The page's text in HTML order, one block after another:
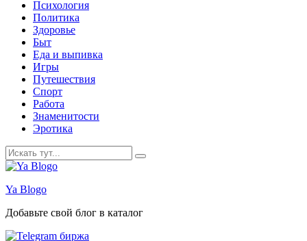
Психология
Политика
Здоровье
Быт
Еда и выпивка
Игры
Путешествия
Спорт
Работа
Знаменитости
Эротика
Искать:
Ya Blogo
Добавьте свой блог в каталог